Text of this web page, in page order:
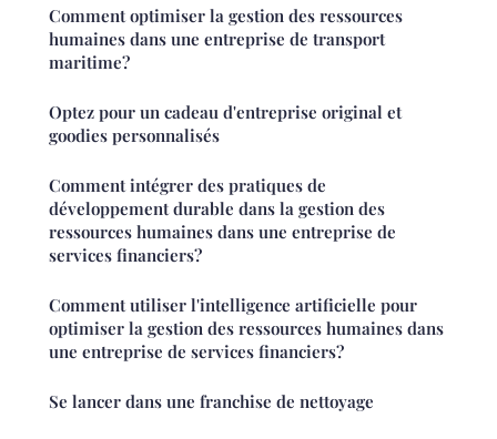
Comment optimiser la gestion des ressources
humaines dans une entreprise de transport
maritime?
Optez pour un cadeau d'entreprise original et
goodies personnalisés
Comment intégrer des pratiques de
développement durable dans la gestion des
ressources humaines dans une entreprise de
services financiers?
Comment utiliser l'intelligence artificielle pour
optimiser la gestion des ressources humaines dans
une entreprise de services financiers?
Se lancer dans une franchise de nettoyage